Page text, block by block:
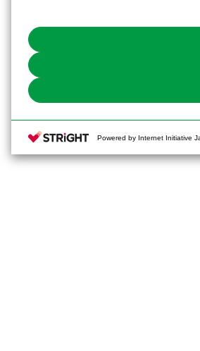
the use of all Cookies except for Strictly
Powered by Internet Initiative